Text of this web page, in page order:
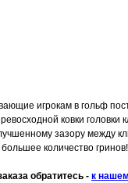
игрокам в гольф
ковки головки
зазору между
количество гринов!
обратитесь - к